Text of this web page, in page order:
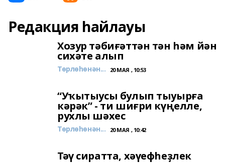
Редакция һайлауы
Хозур тәбиғәттән тән һәм йән
сихәте алып
Төрлөһөнән... 20 МАЯ , 10:53
“Уҡытыусы булып тыуырға
кәрәк” - ти шиғри күңелле,
рухлы шәхес
Төрлөһөнән... 20 МАЯ , 10:42
Тәү сиратта, хәүефһеҙлек